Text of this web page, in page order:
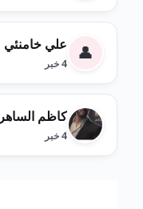
👤 علي خامنئي
4 خبر
كاظم الساهر
4 خبر